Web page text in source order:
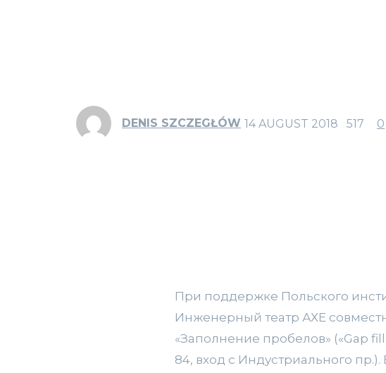
DENIS SZCZEGŁÓW 14 AUGUST 2018 517 0
При поддержке Польского
Инженерный театр АХЕ
«Заполнение пробелов» («Gap
84, вход с Индустриального